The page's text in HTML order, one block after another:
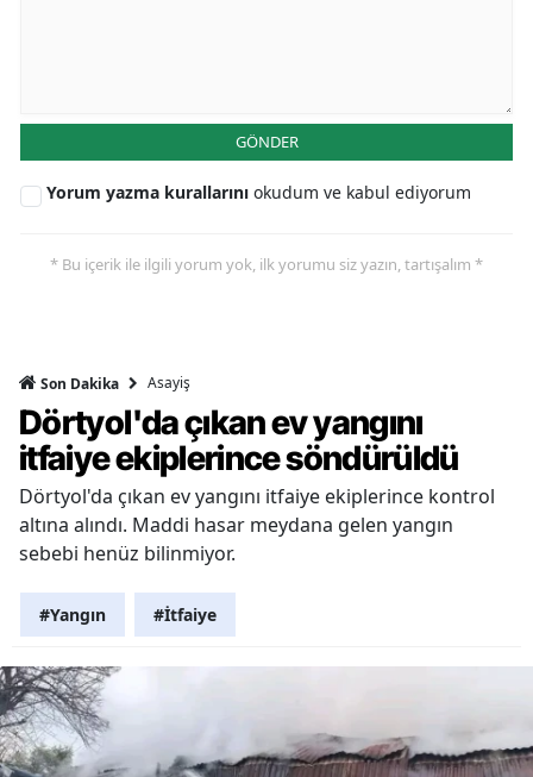
GÖNDER
Yorum yazma kurallarını okudum ve kabul ediyorum
* Bu içerik ile ilgili yorum yok, ilk yorumu siz yazın, tartışalım *
Son Dakika Asayiş
Dörtyol'da çıkan ev yangını
itfaiye ekiplerince söndürüldü
Dörtyol'da çıkan ev yangını itfaiye ekiplerince kontrol
altına alındı. Maddi hasar meydana gelen yangın
sebebi henüz bilinmiyor.
#Yangın #İtfaiye